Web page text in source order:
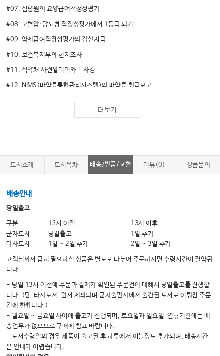
#07. 심평원의 요양급여적정성평가
#08. 고혈압·당뇨병 적정성평가에서 1등급 되기
#09. 약제급여적정성평가와 감산지급
#10. 보건복지부의 현지조사
#11. 식약처 사전알리미와 특사경
#12. NIMS(마약류통합관리시스템)와 마약류 취급보고
02. 환자가 요청하는 서류 - 발급원칙과 요령
#15. 서류는 누가 발급하는 것이 좋을까?
#17. 제증명수수료 항목 및 금액에 관한 기준
#18. 소견서는 어떻게 작성해야 할까?
#19. 진단서의 작성요령
#20. 진찰한 의사와 진단서를 작성한 의사가 달라도 되나요?
#22. 입원/수술확인서
#23. 통원확인서
#24. 진단서/진료확인서가 대리발급이 가능할까요?
#25. 미성년자 보호자가 전화해서 소견서를 팩스로 보내달라고 하면?
#26. 진료확인서/처방전을 클라우드(온라인) 업로드할 수 있을까?
#27. 근로능력평가진단서의 발급요령
더보기
도서소개 도서목차 배송/반품/교환 리뷰(0) 상품문의
배송안내
당일출고
구분 13시 이전
13시 이후
군자도서
당일출고
1일 추가
타사도서
1일 ~ 2일 추가 2일 ~ 3일 추가
고객님께서 급히 필요하신 상품은 별도로 나누어 주문하시면 수령시간이 절약됩
니다.
- 당일 13시 이전에 주문과 결제가 확인된 주문건에 대해서 당일출고를 진행합
니다. (단, 타사도서, 원서 제외되며 군자출판사에서 출간된 도서로 이뤄진 주문
건에 한합니다.)
- 월요일 ~ 금요일 사이에 출고가 진행되며, 토요일과 일요일, 연휴기간에는 배
송업무가 없으므로 구매에 참고 바랍니다.
- 도서수령일의 경우 제품이 출고된 후 하루에서 이틀정도 추가되며, 배송시간
은 안내가 어렵습니다.